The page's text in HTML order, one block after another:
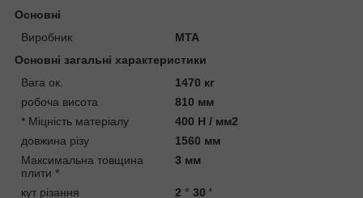
Основні
Виробник
MTA
Основні загальні характеристики
Вага ок.
1470 кг
робоча висота
810 мм
* Міцність матеріалу
400 Н / мм2
довжина різу
1560 мм
Максимальна товщина
плити *
3 мм
кут різання
2 ° 30 '